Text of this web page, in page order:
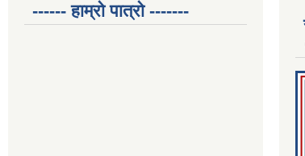
------ हाम्रो पात्रो -------